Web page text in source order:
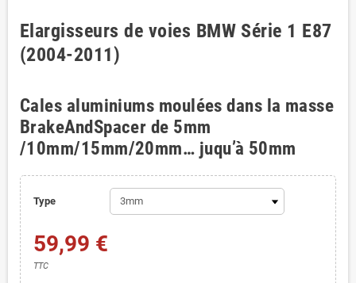
Elargisseurs de voies BMW Série 1 E87
(2004-2011)
Cales aluminiums moulées dans la masse
BrakeAndSpacer de 5mm
/10mm/15mm/20mm… juqu’à 50mm
Type
59,99 €
TTC